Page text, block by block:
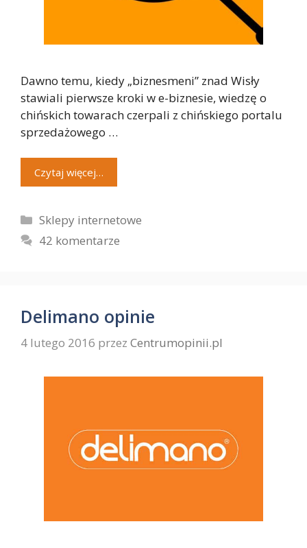
Dawno temu, kiedy „biznesmeni” znad Wisły
stawiali pierwsze kroki w e-biznesie, wiedzę o
chińskich towarach czerpali z chińskiego portalu
sprzedażowego …
Czytaj więcej…
Kategorie
Sklepy internetowe
42 komentarze
Delimano opinie
4 lutego 2016 przez Centrumopinii.pl